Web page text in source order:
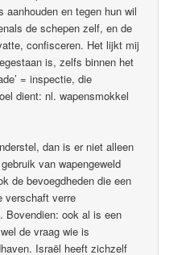
aanhouden en tegen hun wil
de schepen zelf, en de
confisceren. Het lijkt mij
is, zelfs binnen het
= inspectie, die
dient: nl. wapensmokkel
dan is er niet alleen
van wapengeweld
de bevoegdheden die een
verschaft verre
Bovendien: ook al is een
de vraag wie is
Israël heeft zichzelf